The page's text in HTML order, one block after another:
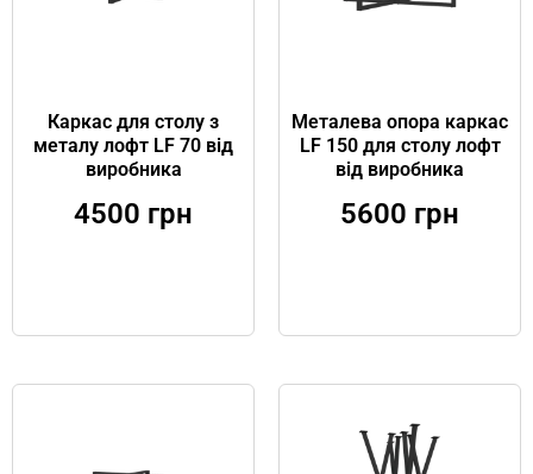
Каркас для столу з
металу лофт LF 70 від
виробника
4500 грн
Металева опора каркас
LF 150 для столу лофт
від виробника
5600 грн